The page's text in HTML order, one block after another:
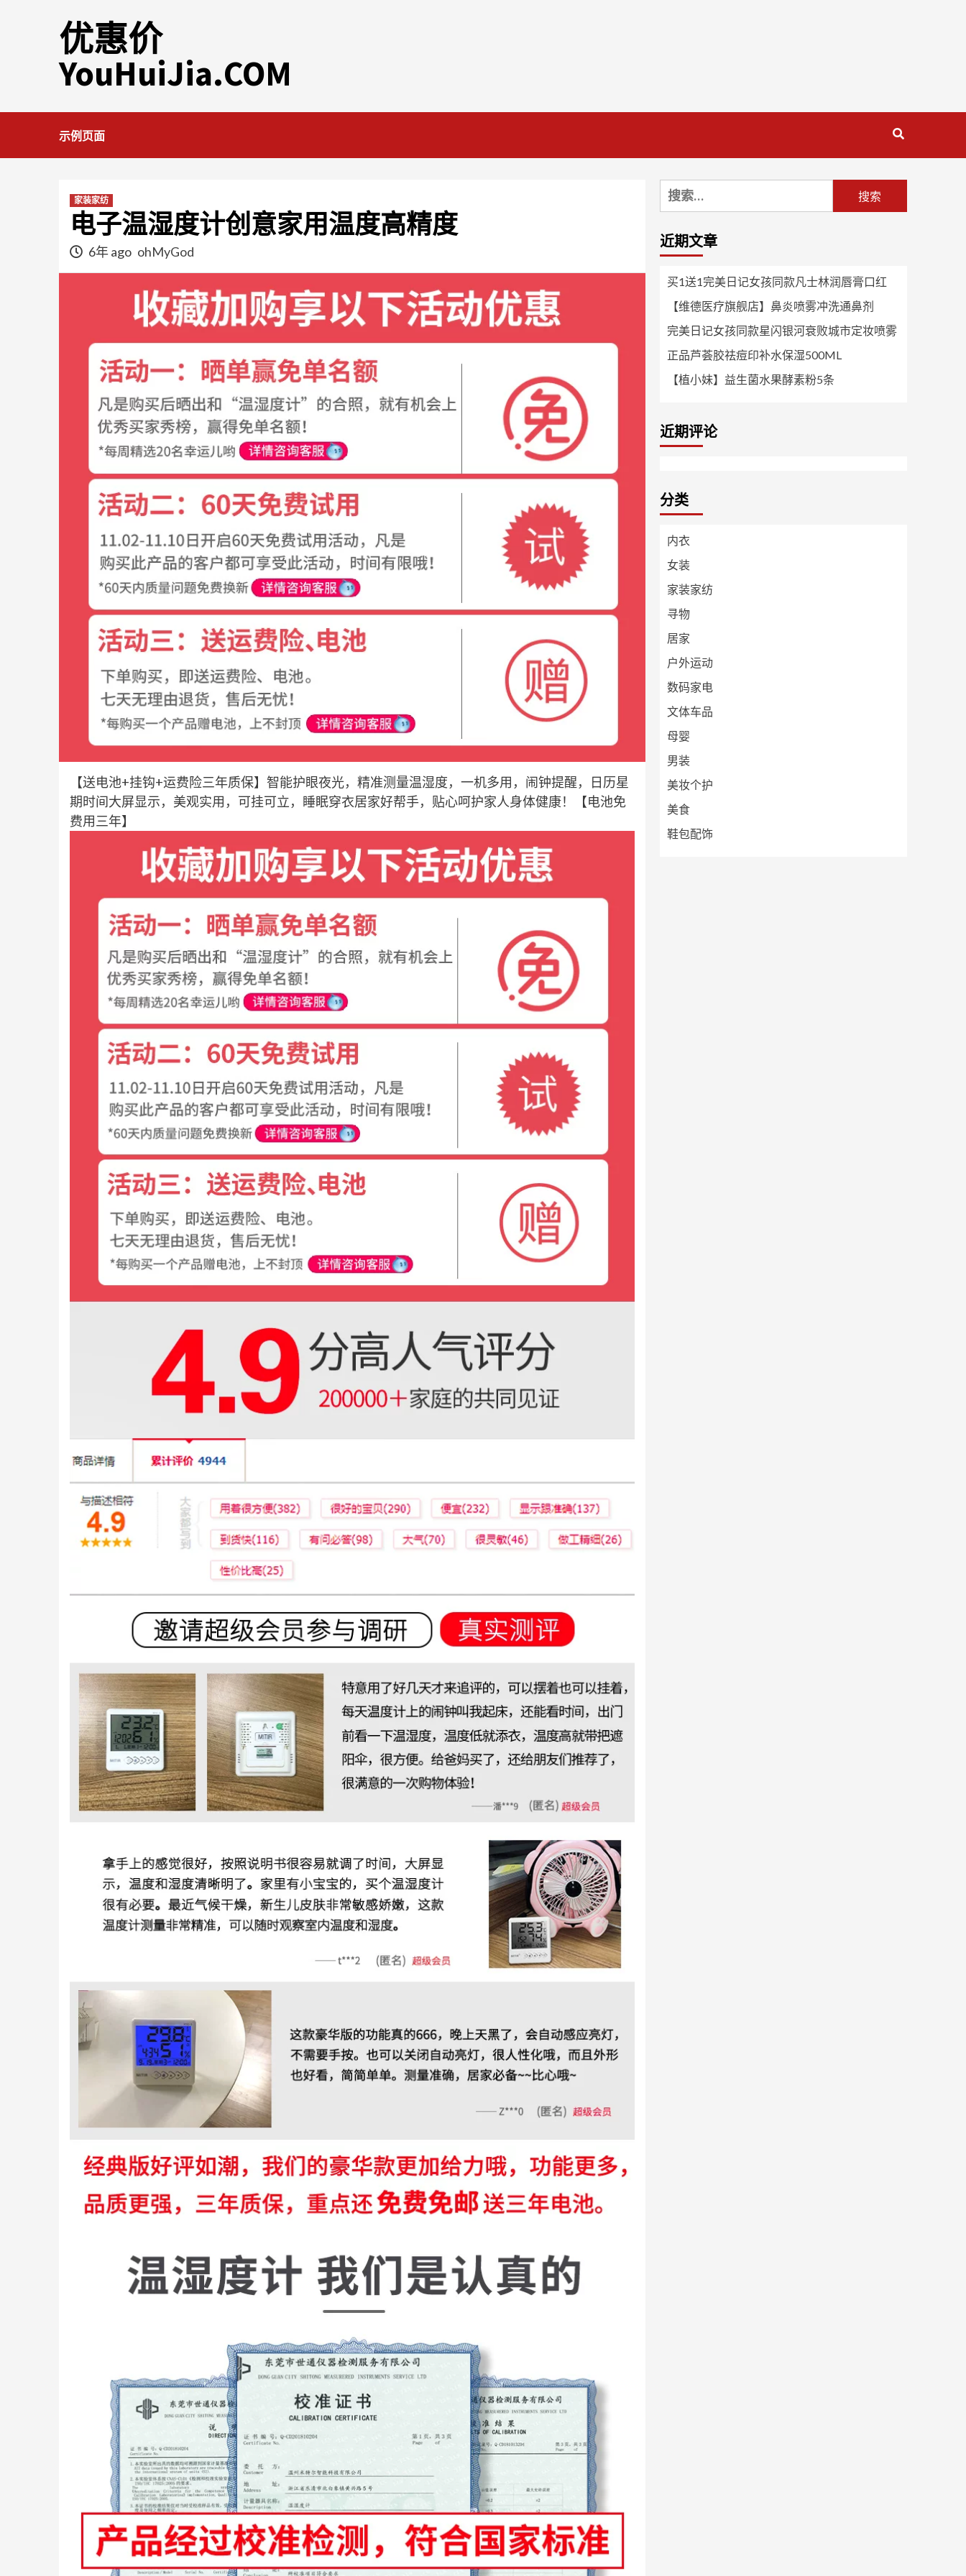
优惠价
YouHuiJia.COM
示例页面
家装家纺
电子温湿度计创意家用温度高精度
6年 ago ohMyGod
【送电池+挂钩+运费险三年质保】智能护眼夜光，精准测量温湿度，一机多用，闹钟提醒，日历星
期时间大屏显示，美观实用，可挂可立，睡眠穿衣居家好帮手，贴心呵护家人身体健康！【电池免
费用三年】
搜
索：
近期文章
买1送1完美日记女孩同款凡士林润唇膏口红
【维德医疗旗舰店】鼻炎喷雾冲洗通鼻剂
完美日记女孩同款星闪银河衰败城市定妆喷雾
正品芦荟胶祛痘印补水保湿500ML
【植小妹】益生菌水果酵素粉5条
近期评论
分类
内衣
女装
家装家纺
寻物
居家
户外运动
数码家电
文体车品
母婴
男装
美妆个护
美食
鞋包配饰